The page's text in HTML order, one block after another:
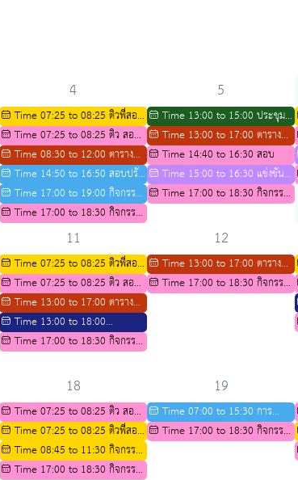
4
Time 07:25 to 08:25 ติวพี่สอน
น้องสาขาชีววิทยา ปีการศึกษา 2569
Time 07:25 to 08:25 ติว สอวน
สาขาคณิตศาสตร์
Time 08:30 to 12:00 ตาราง
กิจกรรมการติว IELTS ปีการศึกษา
2569
Time 14:50 to 16:50 สอบปรับ
คะแนนกลางภาค
Time 17:00 to 19:00 กิจกรรม
ยกระดับทักษะภาษาอังกฤษตาม
Time 17:00 to 18:30 กิจกรรม
ส่งเสริมความเป็นเลิศด้านวิชาการ
สำหรับนักเรียน ม.3 เพื่อศึกษาต่อ
ระดับ ม.4
5
Time 13:00 to 15:00 ประชุม
คณะผู้บริหาร (อ.จารุวรรณ)
Time 13:00 to 17:00 ตาราง
กิจกรรมการติว IELTS ปีการศึกษา
2569
Time 14:40 to 16:30 สอบ
Time 15:00 to 16:30 แข่งขัน
casio thailand
Time 17:00 to 18:30 กิจกรรม
สำหรับนักเรียน ม.3 เพื่อศึกษาต่อ
ระดับ ม.4
11
Time 07:25 to 08:25 ติวพี่สอน
น้องสาขาชีววิทยา ปีการศึกษา 2569
Time 07:25 to 08:25 ติว สอวน
สาขาคณิตศาสตร์
Time 13:00 to 17:00 ตาราง
กิจกรรมการติว IELTS ปีการศึกษา
2569
Time 13:00 to 18:00
ติวpat2,3 เอเลเวลสังคม
Time 17:00 to 18:30 กิจกรรม
สำหรับนักเรียน ม.3 เพื่อศึกษาต่อ
ระดับ ม.4
12
Time 13:00 to 17:00 ตาราง
กิจกรรมการติว IELTS ปีการศึกษา
Time 17:00 to 18:30 กิจกรรม
18
Time 07:25 to 08:25 ติว สอวน
สาขาคณิตศาสตร์
Time 07:25 to 08:25 ติวพี่สอน
น้องสาขาชีววิทยา ปีการศึกษา 2569
Time 08:45 to 11:30 กิจกรรม
อบรมส่งเสริมทักษะชีวิตของครูผู้
Time 17:00 to 18:30 กิจกรรม
19
Time 07:00 to 15:30 การ
อบรมกิจกรรมผู้สูงอายุ(ชมรมอาสายุว
Time 17:00 to 18:30 กิจกรรม